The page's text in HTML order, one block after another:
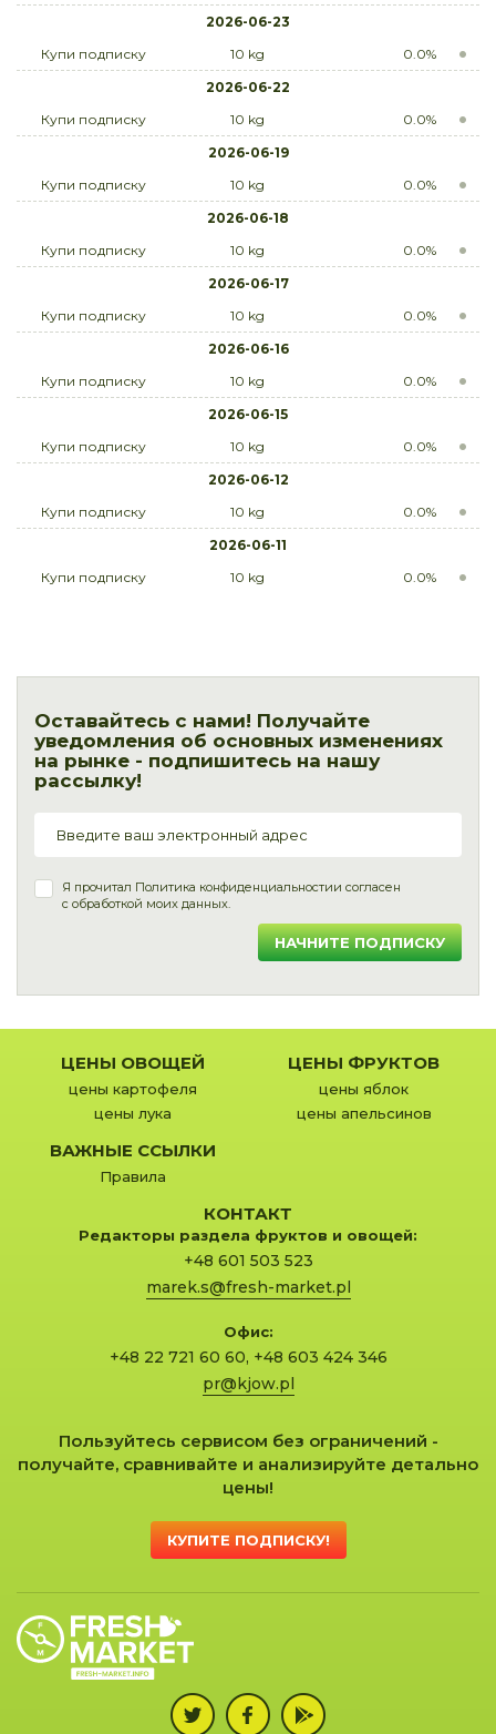
2026-06-23
Купи подписку
10 kg
0.0%
2026-06-22
Купи подписку
10 kg
0.0%
2026-06-19
Купи подписку
10 kg
0.0%
2026-06-18
Купи подписку
10 kg
0.0%
2026-06-17
Купи подписку
10 kg
0.0%
2026-06-16
Купи подписку
10 kg
0.0%
2026-06-15
Купи подписку
10 kg
0.0%
2026-06-12
Купи подписку
10 kg
0.0%
2026-06-11
Купи подписку
10 kg 0.0%
Оставайтесь с нами! Получайте
уведомления об основных изменениях
на рынке - подпишитесь на нашу
рассылку!
Я прочитал Политика конфиденциальностии согласен
с обработкой моих данных.
НАЧНИТЕ ПОДПИСКУ
ЦЕНЫ ОВОЩЕЙ
цены картофеля
цены лука
ЦЕНЫ ФРУКТОВ
цены яблок
цены апельсинов
ВАЖНЫЕ ССЫЛКИ
Правила
КОНТАКТ
Редакторы раздела фруктов и овощей:
+48 601 503 523
marek.s@fresh-market.pl
Офис:
+48 22 721 60 60, +48 603 424 346
pr@kjow.pl
Пользуйтесь сервисом без ограничений -
получайте, сравнивайте и анализируйте детально
цены!
КУПИТЕ ПОДПИСКУ!